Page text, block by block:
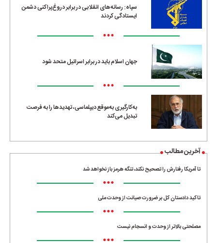
سپاه: رسانه‌های انقلابی در برابر دروغ‌پراکنی دشمن
ایستادگی کردند
•••
جهان اسلام باید در برابر اسرائیل متحد شود
•••
به‌کارگیری به‌موقع دیپلماسی، تهدیدها را به فرصت
تبدیل می‌کند
آخرین مطالب
تا آمریکا رفتارش را تصحیح نکند، تنگه هرمز باز نخواهد شد
•••
تاکید دادستان کل بر ضرورت صیانت از وحدت ملی
•••
مصلحتی بالاتر از وحدت و انسجام نیست